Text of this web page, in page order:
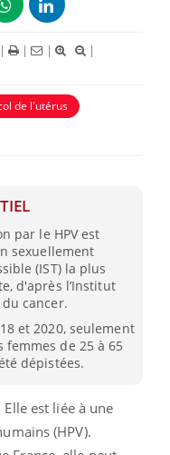
| | |
|
de l'utérus
par le HPV est
sexuellement
(IST) la plus
d'après l’Institut
cancer.
et 2020, seulement
femmes de 25 à 65
dépistées.
est liée à une
(HPV).